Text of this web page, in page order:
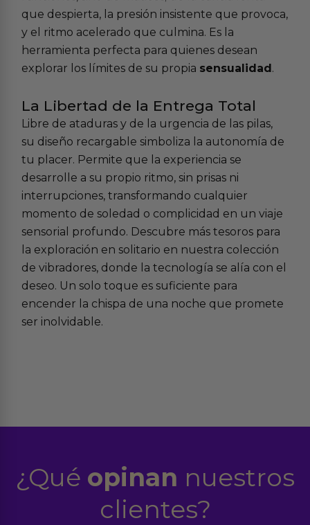
que despierta, la presión insistente que provoca,
y el ritmo acelerado que culmina. Es la
herramienta perfecta para quienes desean
explorar los límites de su propia sensualidad.
La Libertad de la Entrega Total
Libre de ataduras y de la urgencia de las pilas,
su diseño recargable simboliza la autonomía de
tu placer. Permite que la experiencia se
desarrolle a su propio ritmo, sin prisas ni
interrupciones, transformando cualquier
momento de soledad o complicidad en un viaje
sensorial profundo. Descubre más tesoros para
la exploración en solitario en nuestra colección
devibradores, donde la tecnología se alía con el
deseo. Un solo toque es suficiente para
encender la chispa de una noche que promete
ser inolvidable.
¿Qué opinan nuestros
clientes?